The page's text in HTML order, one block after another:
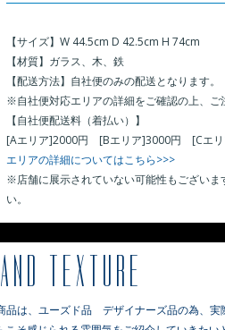
【サイズ】W 44.5cm D 42.5cm H 74cm
【材質】ガラス、木、鉄
【配送方法】自社便のみの配送となります。
※自社便対応エリアの詳細をご確認の上、ご
【自社便配送料（着払い）】
[Aエリア]2000円 [Bエリア]3000円 [Cエリ
エリアの詳細についてはこちら>>>
※店舗に展示されていない可能性もございま
い。
TEXTURE
は、ユーズド品 デザイナーズ品の為、